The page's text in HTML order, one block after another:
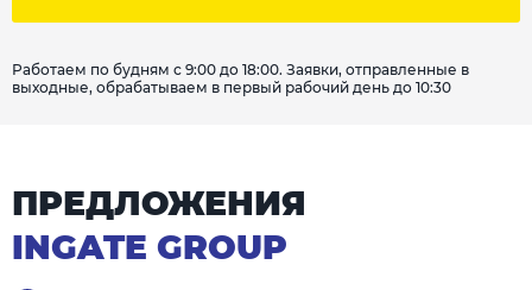
Работаем по будням с 9:00 до 18:00. Заявки, отправленные в
выходные, обрабатываем в первый рабочий день до 10:30
ПРЕДЛОЖЕНИЯ
INGATE GROUP